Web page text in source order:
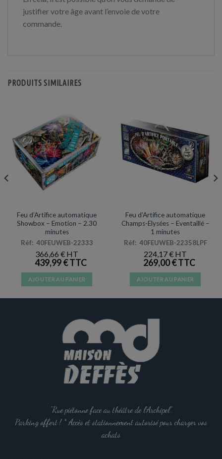
justifier votre âge avant l’envoie de votre
commande.
PRODUITS SIMILAIRES
Feu d’Artifice automatique
Showbox – Emotion – 2.30
minutes
Réf: 40FEUWEB-22333
366,66 €
439,99€
AJOUTER AU PANIER
Feu d’Artifice automatique
Champs-Elysées – Eventaillé –
1 minutes
Réf: 40FEUWEB-22358LPF
224,17€
269,00€
AJOUTER AU PANIER
"Rue piétonne face au théâtre de l'Archipel".
Parking offert ! * Accès et stationnement autorisé pour charger vos
achats